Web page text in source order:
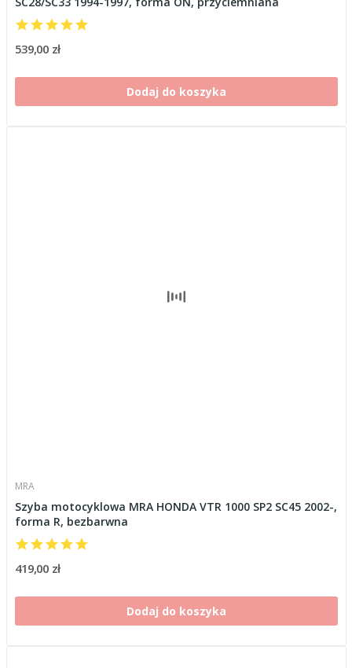
539,00 zł
Dodaj do koszyka
MRA
Szyba motocyklowa MRA HONDA VTR 1000 SP2 SC45 2002-,
forma R, bezbarwna
419,00 zł
Dodaj do koszyka